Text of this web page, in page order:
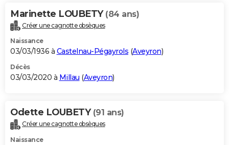
Marinette LOUBETY (84 ans)
Créer une cagnotte obsèques
Naissance
03/03/1936 à Castelnau-Pégayrols (Aveyron)
Décès
03/03/2020 à Millau (Aveyron)
Odette LOUBETY (91 ans)
Créer une cagnotte obsèques
Naissance